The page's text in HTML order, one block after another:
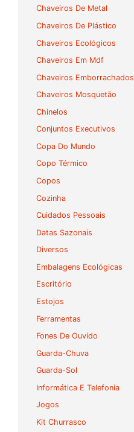
Chaveiros De Metal
Chaveiros De Plástico
Chaveiros Ecológicos
Chaveiros Em Mdf
Chaveiros Emborrachados
Chaveiros Mosquetão
Chinelos
Conjuntos Executivos
Copa Do Mundo
Copo Térmico
Copos
Cozinha
Cuidados Pessoais
Datas Sazonais
Diversos
Embalagens Ecológicas
Escritório
Estojos
Ferramentas
Fones De Ouvido
Guarda-Chuva
Guarda-Sol
Informática E Telefonia
Jogos
Kit Churrasco